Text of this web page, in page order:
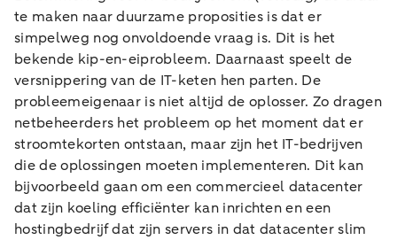
te maken naar duurzame proposities is dat er
simpelweg nog onvoldoende vraag is. Dit is het
bekende kip-en-eiprobleem. Daarnaast speelt de
versnippering van de IT-keten hen parten. De
probleemeigenaar is niet altijd de oplosser. Zo dragen
netbeheerders het probleem op het moment dat er
stroomtekorten ontstaan, maar zijn het IT-bedrijven
die de oplossingen moeten implementeren. Dit kan
bijvoorbeeld gaan om een commercieel datacenter
dat zijn koeling efficiënter kan inrichten en een
hostingbedrijf dat zijn servers in dat datacenter slim